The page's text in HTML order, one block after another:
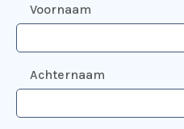
Voornaam
Achternaam